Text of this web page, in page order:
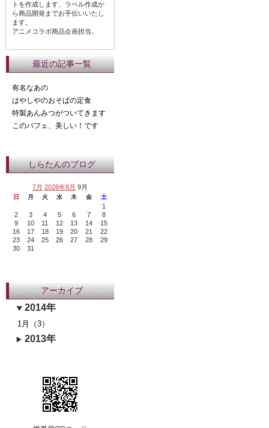
トを作成します、ラベル作成か
ら商品開発までお手伝いいたし
ます。
アニメコラボ商品企画担当。
最近の記事一覧
有名なあの
はやしやのおそばの定食
特製あんみつがついてきます
このパフェ、美しい！です
しらたんのブログ
7月 2026年8月 9月
日 月 火 水 木 金 土
1
2
3 4 5 6 7
8
9
10 11 12 13 14
15
16
17 18 19 20 21
22
23
24 25 26 27 28
29
30
31
アーカイブ
2014年
1月（3）
2013年